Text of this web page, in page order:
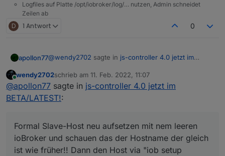
Logfiles auf Platte /opt/iobroker/log/… nutzen, Admin schneidet
Zeilen ab
D 1 Antwort 0
apollon77@wendy2702 sagte in js-controller 4.0 jetzt im
Sollte die oder 4.0.6 schon im latest sichtbar
sein?
Naja eher die 4.0.7 inzwischen :-) Aber ja ... sollte
Noch ne Frage. Wie läuft unter JS4.x ein
Restore eines Slaves?
Wie auch unter 3.3.22 :-)
Online
wendy2702schrieb am 11. Feb. 2022, 11:07
zuletzt editiert von
@apollon77 sagte in js-controller 4.0 jetzt im
BETA/LATEST!:
Formal Slave-Host neu aufsetzen mit nem leeren
ioBroker und schauen das der Hostname der gleich
ist wie früher!! Dann den Host via "iob setup